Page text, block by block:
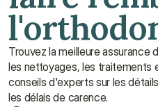
Trouvez la meilleure assurance
les nettoyages, les traitements
conseils d'experts sur les
les délais de carence.